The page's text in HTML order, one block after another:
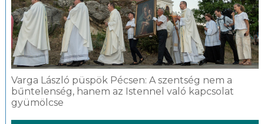
Varga László püspök Pécsen: A szentség nem a
bűntelenség, hanem az Istennel való kapcsolat
gyümölcse